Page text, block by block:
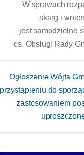
W sprawach
skarg i
jest samodzielne
ds. Obsługi Rady
Ogłoszenie Wójta
przystąpieniu do
zastosowaniem